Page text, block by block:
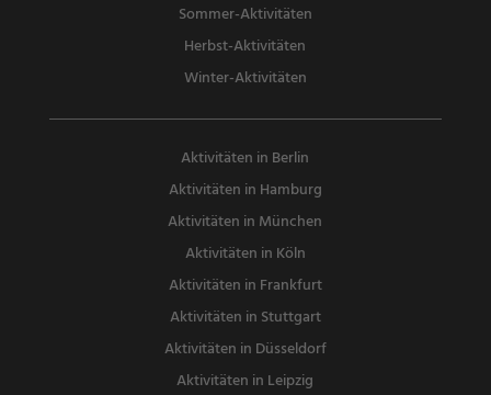
Sommer-Aktivitäten
Herbst-Aktivitäten
Winter-Aktivitäten
Aktivitäten in Berlin
Aktivitäten in Hamburg
Aktivitäten in München
Aktivitäten in Köln
Aktivitäten in Frankfurt
Aktivitäten in Stuttgart
Aktivitäten in Düsseldorf
Aktivitäten in Leipzig